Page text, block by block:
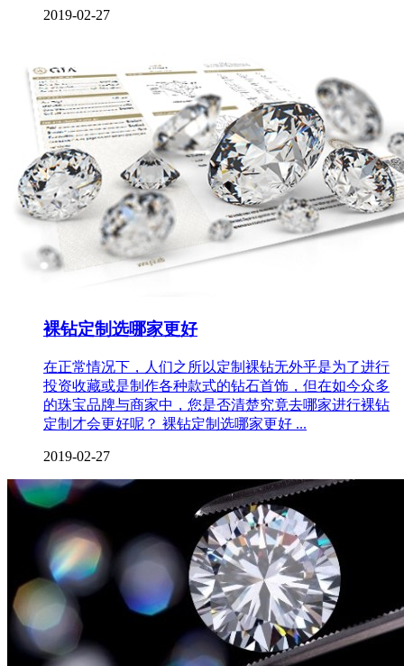
2019-02-27
裸钻定制选哪家更好
在正常情况下，人们之所以定制裸钻无外乎是为了进行
投资收藏或是制作各种款式的钻石首饰，但在如今众多
的珠宝品牌与商家中，您是否清楚究竟去哪家进行裸钻
定制才会更好呢？ 裸钻定制选哪家更好 ...
2019-02-27